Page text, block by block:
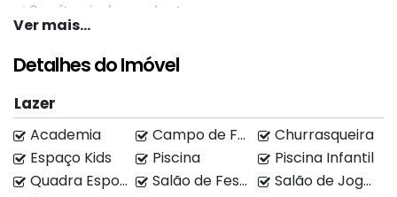
✅ 3 suítes independentes
✅ Suíte master ampla com closet
✅ Área íntima reservada + corredor com roupeiro
✅ Sala de estar e jantar integradas, amplas e
super arejadas
✅ Área gourmet separada com churrasqueira a
carvão
✅ Ofurô com hidromassagem aquecida para
momentos de relaxamento
Ver mais...
Detalhes do Imóvel
Lazer
Academia Campo de Futebol
Churrasqueira
Espaço Kids
Piscina
Piscina Infantil
Quadra Esportiva
Salão de Festas
Salão de Jogos